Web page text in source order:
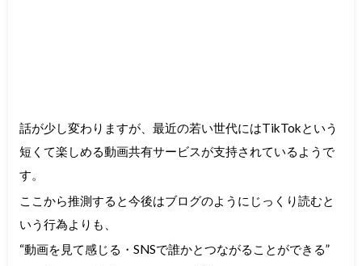
話が少し変わりますが、最近の若い世代にはTikTokという
短くて楽しめる動画共有サービスが支持されているようで
す。
ここから推測すると今後はブログのようにじっくり読むと
いう行為よりも、
“動画を見て感じる・SNSで誰かとつながることができる”